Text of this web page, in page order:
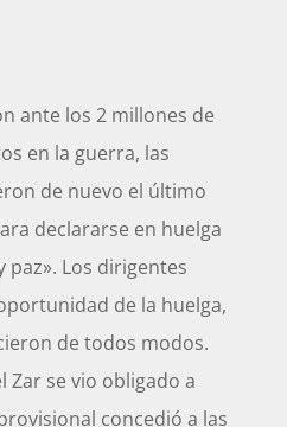
ante los 2 millones de
en la guerra, las
de nuevo el último
declararse en huelga
paz». Los dirigentes
de la huelga,
de todos modos.
Zar se vio obligado a
concedió a las